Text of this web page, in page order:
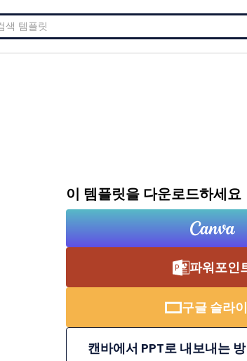
이 템플릿을 다운로드하세요
파워포인
구글 슬라
캔바에서 PPT로 내보내는